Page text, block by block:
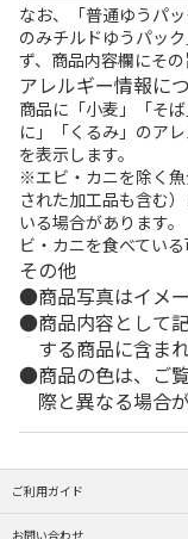
なお、「普通ゆうパ
のみチルドゆうパッ
ず、商品内容欄にその
アレルギー情報に
商品に「小麦」「そ
に」「くるみ」のア
を表示します。
※エビ・カニを除く
された加工品も含む
いる場合があります
ビ・カニを食べている
その他
商品写真はイメー
商品内容として
する商品に含ま
商品の色は、ご
際と異なる場合
ご利用ガイド
お問い合わせ